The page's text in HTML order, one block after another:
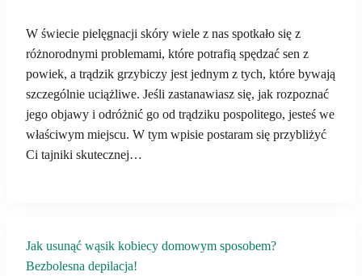
W świecie pielęgnacji skóry wiele z nas spotkało się z
różnorodnymi problemami, które potrafią spędzać sen z
powiek, a trądzik grzybiczy jest jednym z tych, które bywają
szczególnie uciążliwe. Jeśli zastanawiasz się, jak rozpoznać
jego objawy i odróżnić go od trądziku pospolitego, jesteś we
właściwym miejscu. W tym wpisie postaram się przybliżyć
Ci tajniki skutecznej…
Jak usunąć wąsik kobiecy domowym sposobem?
Bezbolesna depilacja!